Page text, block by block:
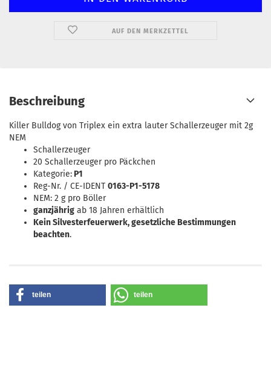
AUF DEN MERKZETTEL
Beschreibung
Killer Bulldog von Triplex ein extra lauter Schallerzeuger mit 2g
NEM
Schallerzeuger
20 Schallerzeuger pro Päckchen
Kategorie: P1
Reg-Nr. / CE-IDENT 0163-P1-5178
NEM: 2 g pro Böller
ganzjährig ab 18 Jahren erhältlich
Kein Silvesterfeuerwerk, gesetzliche Bestimmungen
beachten.
teilen teilen